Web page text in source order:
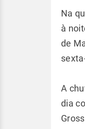
Na
à
de
A
dia